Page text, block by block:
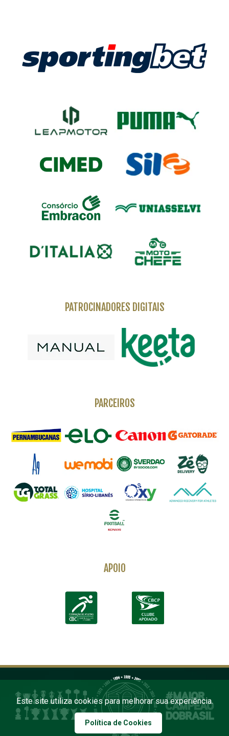
PATROCINADORES DIGITAIS
PARCEIROS
APOIO
Este site utiliza cookies para melhorar sua experiência.
Política de Cookies